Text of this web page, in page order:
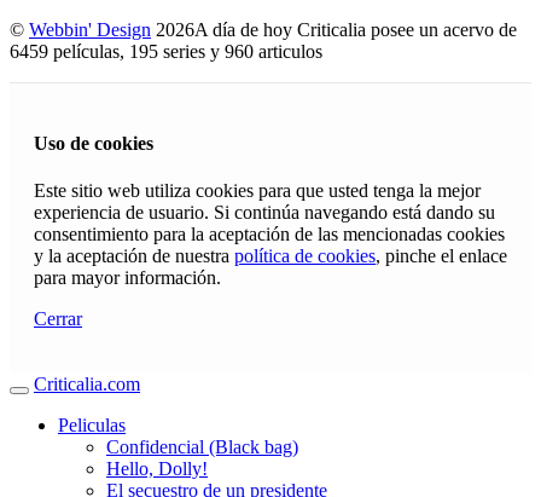
© Webbin' Design 2026A día de hoy Criticalia posee un acervo de
6459 películas, 195 series y 960 articulos
Uso de cookies
Este sitio web utiliza cookies para que usted tenga la mejor
experiencia de usuario. Si continúa navegando está dando su
consentimiento para la aceptación de las mencionadas cookies
y la aceptación de nuestra política de cookies, pinche el enlace
para mayor información.
Cerrar
Criticalia.com
Peliculas
Confidencial (Black bag)
Hello, Dolly!
El secuestro de un presidente